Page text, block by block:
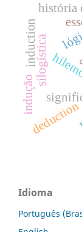
história
silogística
deduction
indução
induction
Idioma
Português